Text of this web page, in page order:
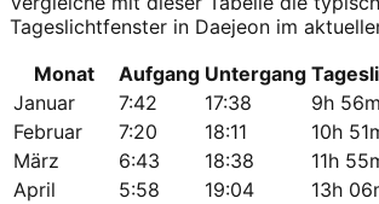
Tageslichtfenster in Daejeon im
Monat
Aufgang Untergang
Januar
7:42 17:38
9h 56m
Februar
7:20 18:11
10h
März
6:43 18:38
11h
April
5:58 19:04
13h